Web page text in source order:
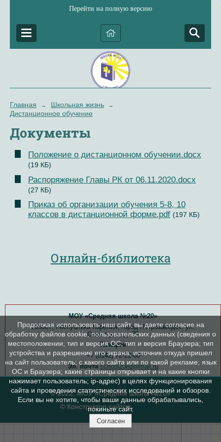
Перейти на полную версию
Главная → Школьная жизнь →
Дистанционное обучение
Документы
Положение о дистанционном обучении.docx
(19 КБ)
Распоряжение Главы РК от 06.11.2020.docx
(27 КБ)
Приказ об организации обучения 5-8, 10
классов в дистанционной форме.pdf (197 КБ)
Онлайн-библиотека
МОУ «Средняя школа №20»
185007, Республика Карелия, город Петрозаводск, ул.
Олонецкая, д. 75
Телефон
+7 (8142) 72-22-00
Эл. почта school20ed@mail.ru
© 2022, МОУ «Средняя школа №20»
© Конструктор сайтовNubex.ru
Продолжая использовать наш сайт, вы даете согласие на
обработку файлов cookie, пользовательских данных (сведения о
местоположении; тип и версия ОС; тип и версия Браузера; тип
устройства и разрешение его экрана; источник откуда пришел
на сайт пользователь; с какого сайта или по какой рекламе; язык
ОС и Браузера; какие страницы открывает и на какие кнопки
нажимает пользователь; ip-адрес) в целях функционирования
сайта и проведения статистических исследований и обзоров.
Если вы не хотите, чтобы ваши данные обрабатывались,
покиньте сайт.
Согласен